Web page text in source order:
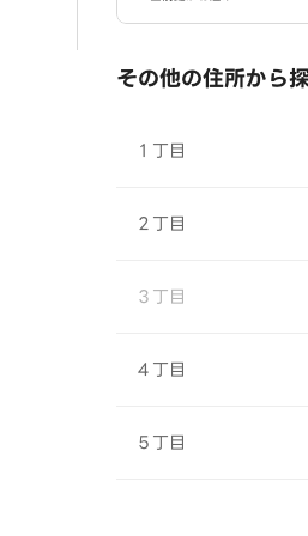
その他の住所から
１丁目
２丁目
３丁目
４丁目
５丁目